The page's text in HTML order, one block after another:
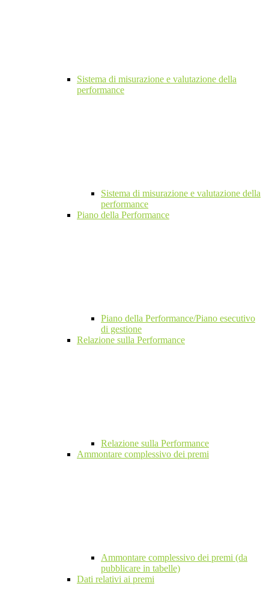
Sistema di misurazione e valutazione della
performance
Sistema di misurazione e valutazione della
performance
Piano della Performance
Piano della Performance/Piano esecutivo
di gestione
Relazione sulla Performance
Relazione sulla Performance
Ammontare complessivo dei premi
Ammontare complessivo dei premi (da
pubblicare in tabelle)
Dati relativi ai premi